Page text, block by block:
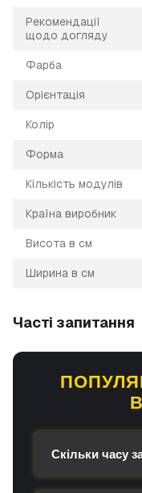
Рекомендації
щодо догляду
Фарба
Орієнтація
Колір
Форма
Кількість модулів
Країна виробник
Висота в см
Ширина в см
Часті запитання
Скільки часу